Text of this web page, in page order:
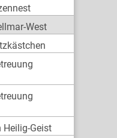
West
Heilig-Geist